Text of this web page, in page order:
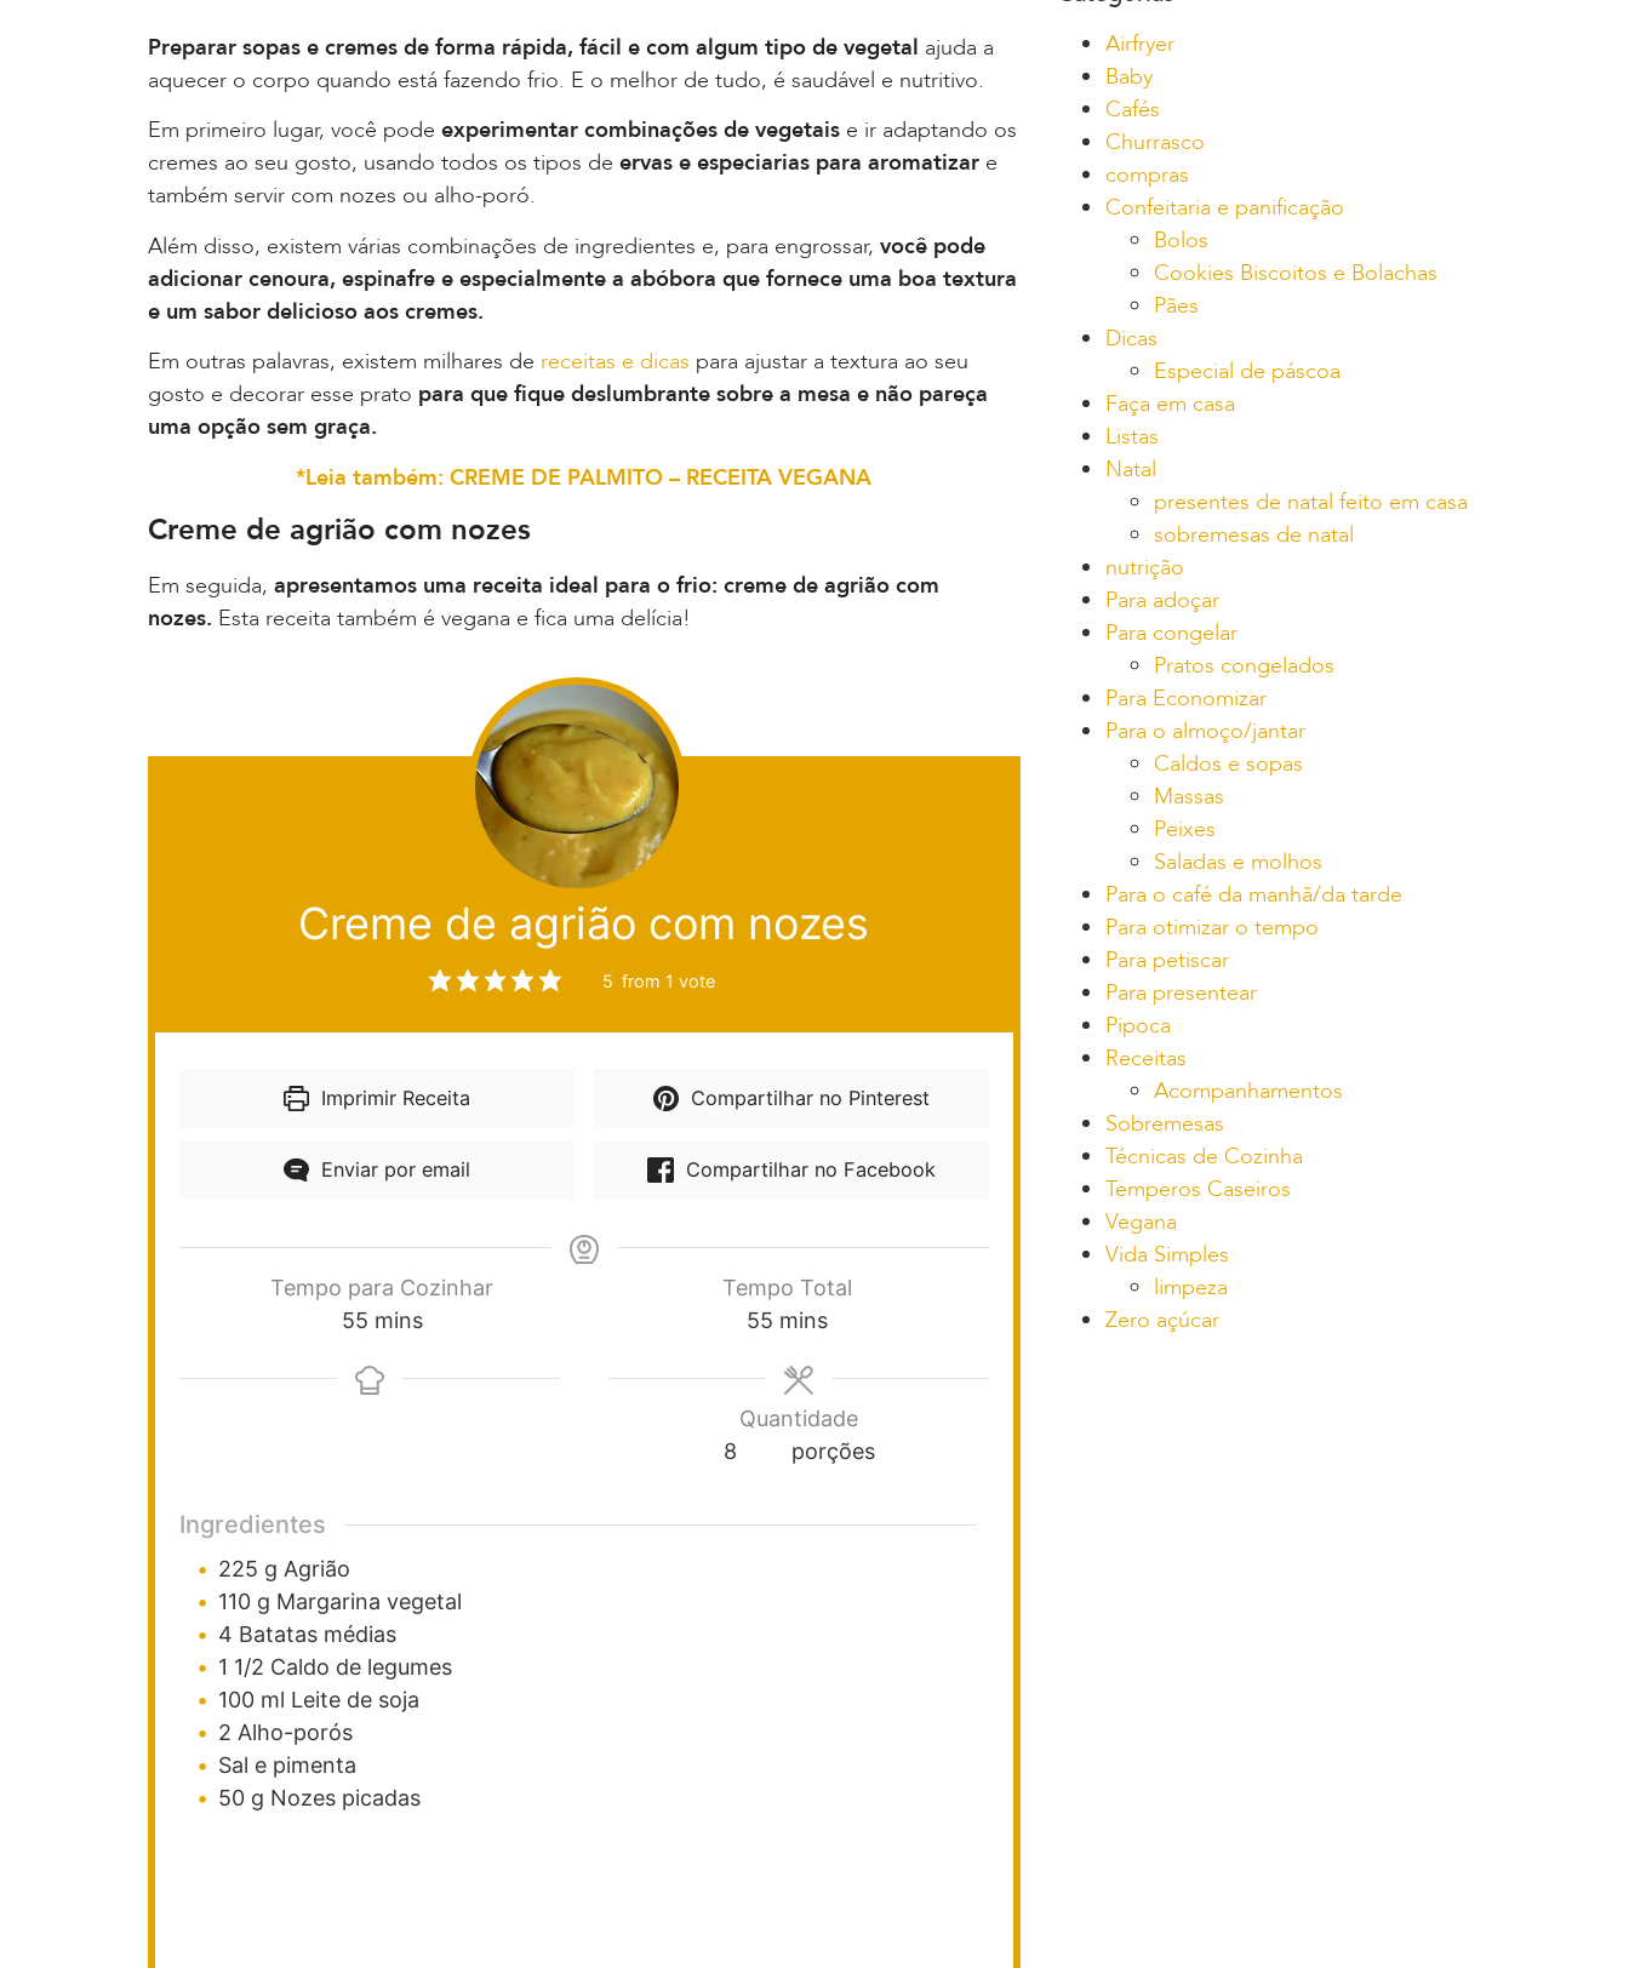
Preparar sopas e cremes de forma rápida, fácil e com algum tipo de vegetal ajuda a
aquecer o corpo quando está fazendo frio. E o melhor de tudo, é saudável e nutritivo.
Em primeiro lugar, você pode experimentar combinações de vegetais e ir adaptando os
cremes ao seu gosto, usando todos os tipos de ervas e especiarias para aromatizar e
também servir com nozes ou alho-poró.
Além disso, existem várias combinações de ingredientes e, para engrossar, você pode
adicionar cenoura, espinafre e especialmente a abóbora que fornece uma boa textura
e um sabor delicioso aos cremes.
Em outras palavras, existem milhares de receitas e dicas para ajustar a textura ao seu
gosto e decorar esse prato para que fique deslumbrante sobre a mesa e não pareça
uma opção sem graça.
*Leia também: CREME DE PALMITO – RECEITA VEGANA
Creme de agrião com nozes
Em seguida, apresentamos uma receita ideal para o frio: creme de agrião com
nozes. Esta receita também é vegana e fica uma delícia!
Creme de agrião com nozes
5 from 1 vote
Imprimir Receita Compartilhar no Pinterest
Enviar por email Compartilhar no Facebook
Tempo para Cozinhar
55 mins
Tempo Total
55 mins
Quantidade
8
porções
Ingredientes
225 g Agrião
110 g Margarina vegetal
4 Batatas médias
1 1/2 Caldo de legumes
100 ml Leite de soja
2 Alho-porós
Sal e pimenta
50 g Nozes picadas
Airfryer
Baby
Cafés
Churrasco
compras
Confeitaria e panificação
Bolos
Cookies Biscoitos e Bolachas
Pães
Dicas
Especial de páscoa
Faça em casa
Listas
Natal
presentes de natal feito em casa
sobremesas de natal
nutrição
Para adoçar
Para congelar
Pratos congelados
Para Economizar
Para o almoço/jantar
Caldos e sopas
Massas
Peixes
Saladas e molhos
Para o café da manhã/da tarde
Para otimizar o tempo
Para petiscar
Para presentear
Pipoca
Receitas
Acompanhamentos
Sobremesas
Técnicas de Cozinha
Temperos Caseiros
Vegana
Vida Simples
limpeza
Zero açúcar